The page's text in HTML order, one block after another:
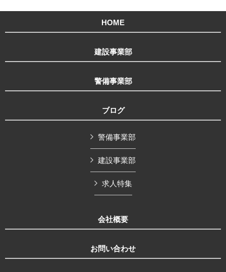
HOME
建設事業部
警備事業部
ブログ
警備事業部
建設事業部
求人特集
会社概要
お問い合わせ